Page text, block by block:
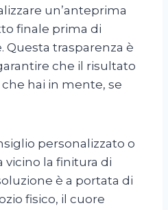
un’anteprima
finale prima di
Questa trasparenza è
che il risultato
hai in mente, se
personalizzato o
vicino la finitura di
è a portata di
fisico, il cuore